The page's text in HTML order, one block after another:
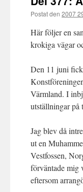
Postat den 2007
Här följer en
krokiga vägar
Den 11 juni
Värmland. I
utställningar på
Jag blev då
ut en
Vestfossen,
förväntade mig
eftersom